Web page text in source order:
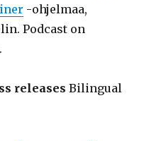
-ohjelmaa,
Podcast on
releasesBilingual